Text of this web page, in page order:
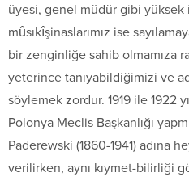
üyesi, genel müdür gibi yüksek
mûsıkîşinaslarımız ise
bir zenginliğe sahib olmamıza
yeterince tanıyabildiğimizi ve
söylemek zordur. 1919 ile 1922
Polonya Meclis Başkanlığı
Paderewski (1860-1941) adına
verilirken, aynı kıymet-bilirliği